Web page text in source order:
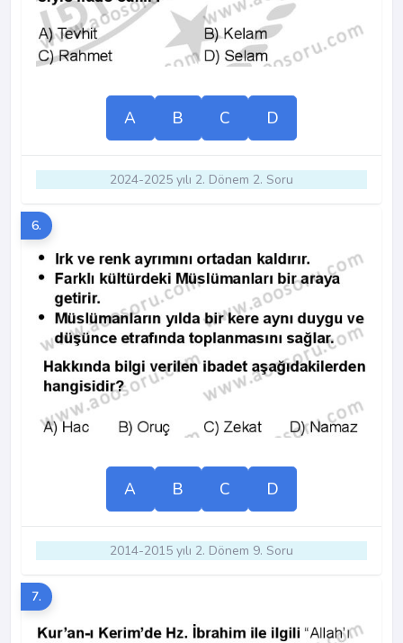
A B C D
2024-2025 yılı 2. Dönem 2. Soru
6.
A B C D
2014-2015 yılı 2. Dönem 9. Soru
7.